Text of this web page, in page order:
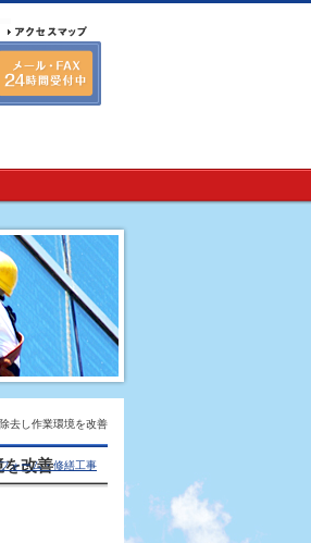
去し作業環境を改善
を改善
ォーム・修繕工事